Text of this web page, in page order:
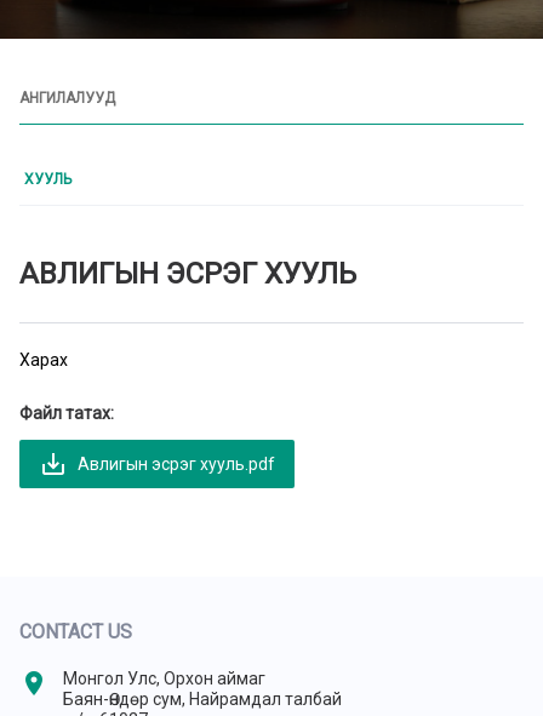
АНГИЛАЛУУД
ХУУЛЬ
АВЛИГЫН ЭСРЭГ ХУУЛЬ
Харах
Файл татах:
save_alt Авлигын эсрэг хууль.pdf
CONTACT US
location_on
Монгол Улс, Орхон аймаг
Баян-Өндөр сум, Найрамдал талбай